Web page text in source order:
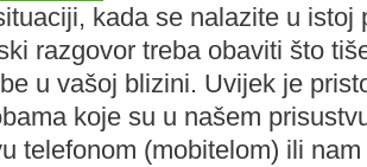
kada se nalazite u istoj
razgovor treba obaviti što
u vašoj blizini. Uvijek je
koje su u našem
telefonom (mobitelom) ili